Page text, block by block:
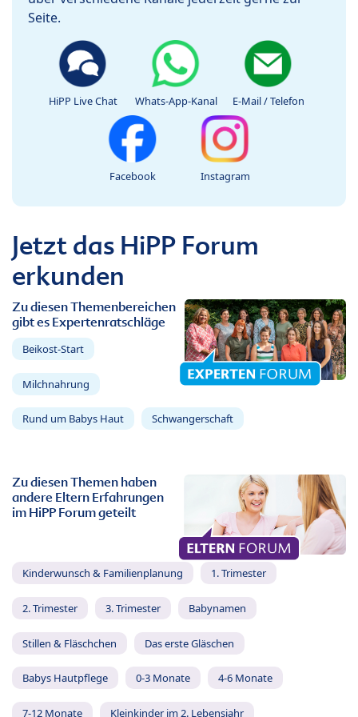
Seite.
HiPP Live Chat Whats-App-Kanal E-Mail / Telefon
Facebook Instagram
Jetzt das HiPP Forum
erkunden
Zu diesen Themenbereichen
gibt es Expertenratschläge
Beikost-Start
Milchnahrung
Rund um Babys Haut Schwangerschaft
Zu diesen Themen haben
andere Eltern Erfahrungen
im HiPP Forum geteilt
Kinderwunsch & Familienplanung 1. Trimester
2. Trimester 3. Trimester Babynamen
Stillen & Fläschchen Das erste Gläschen
Babys Hautpflege 0-3 Monate 4-6 Monate
7-12 Monate Kleinkinder im 2. Lebensjahr